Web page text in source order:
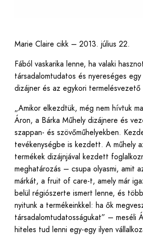
Marie Claire cikk – 2013. július 22.
Fából vaskarika lenne, ha valaki
társadalomtudatos és nyereséges
dizájner és az egykori
„Amikor elkezdtük, még nem hívtuk
Áron, a Bárka Műhely dizájnere és
szappan- és szövőműhelyekben.
tevékenységbe is kezdett. A műhely
termékek dizájnjával kezdett
meghatározás – csupa olyasmi,
márkát, a fruit of care-t, amely már
belül régiószerte ismert lenne, és
nyitunk a termékeinkkel: ha ők
társadalomtudatosságukat” – meséli
hiteles tud lenni egy-egy ilyen